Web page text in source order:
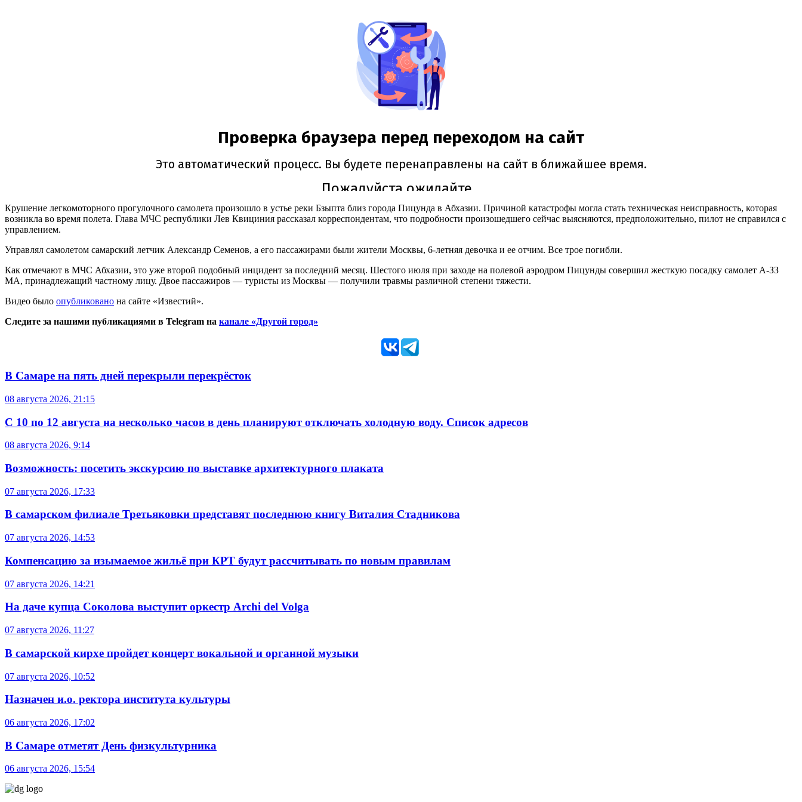
Крушение легкомоторного прогулочного самолета произошло в устье реки Бзыпта близ города Пицунда в Абхазии. Причиной катастрофы могла стать техническая неисправность, которая
возникла во время полета. Глава МЧС республики Лев Квициния рассказал корреспондентам, что подробности произошедшего сейчас выясняются, предположительно, пилот не справился с
управлением.
Управлял самолетом самарский летчик Александр Семенов, а его пассажирами были жители Москвы, 6-летняя девочка и ее отчим. Все трое погибли.
Как отмечают в МЧС Абхазии, это уже второй подобный инцидент за последний месяц. Шестого июля при заходе на полевой аэродром Пицунды совершил жесткую посадку самолет А-ЗЗ
МА, принадлежащий частному лицу. Двое пассажиров — туристы из Москвы — получили травмы различной степени тяжести.
Видео было опубликовано на сайте «Известий».
Следите за нашими публикациями в Telegram на канале «Другой город»
В Самаре на пять дней перекрыли перекрёсток
08 августа 2026, 21:15
С 10 по 12 августа на несколько часов в день планируют отключать холодную воду. Список адресов
08 августа 2026, 9:14
Возможность: посетить экскурсию по выставке архитектурного плаката
07 августа 2026, 17:33
В самарском филиале Третьяковки представят последнюю книгу Виталия Стадникова
07 августа 2026, 14:53
Компенсацию за изымаемое жильё при КРТ будут рассчитывать по новым правилам
07 августа 2026, 14:21
На даче купца Соколова выступит оркестр Archi del Volga
07 августа 2026, 11:27
В самарской кирхе пройдет концерт вокальной и органной музыки
07 августа 2026, 10:52
Назначен и.о. ректора института культуры
06 августа 2026, 17:02
В Самаре отметят День физкультурника
06 августа 2026, 15:54